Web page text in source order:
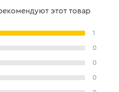
этот товар
1
0
0
0